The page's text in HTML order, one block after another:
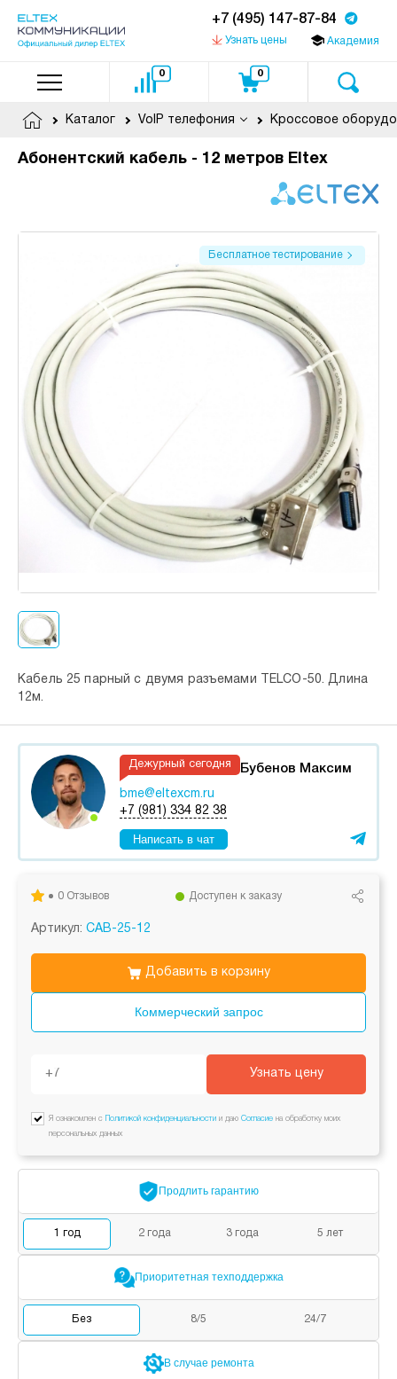
+7 (495) 147-87-84
Узнать цены Академия
0 0
Каталог VoIP телефония Кроссовое
Абонентский кабель - 12 метров Eltex
Бесплатное тестирование
Кабель 25 парный с двумя разъемами TELCO-50. Длина
12м.
Дежурный сегодня Бубенов Максим
bme@eltexcm.ru
+7 (981) 334 82 38
Написать в чат
0 Отзывов Доступен к заказу
Артикул: CAB-25-12
Коммерческий запрос
Добавить в корзину
Узнать цену
Я ознакомлен с Политикой конфиденциальности и даю Согласие на обработку моих
персональных данных
Продлить гарантию
1 год 2 года 3 года 5 лет
Приоритетная техподдержка
Без 8/5 24/7
В случае ремонта